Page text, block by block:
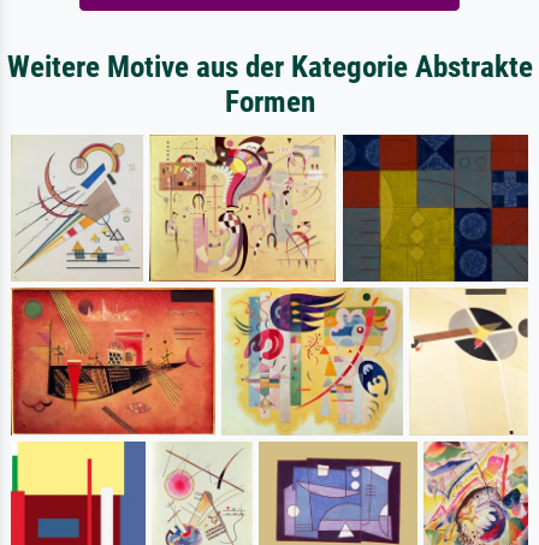
Weitere Motive aus der Kategorie Abstrakte
Formen